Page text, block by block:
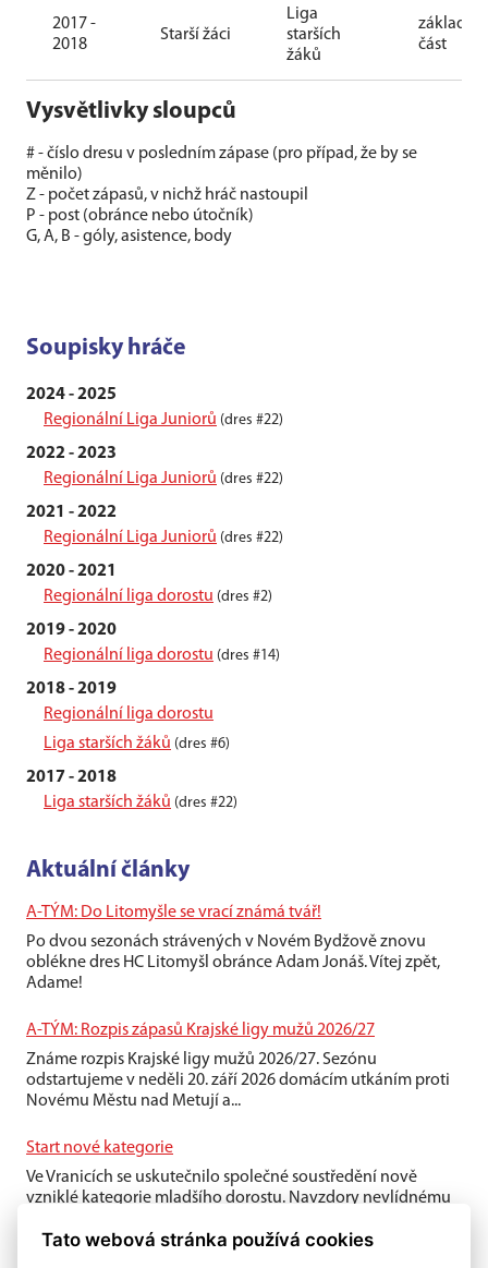
2017 -
2018
Starší žáci
Liga
starších
žáků
základní
část
Vysvětlivky sloupců
# - číslo dresu v posledním zápase (pro případ, že by se
měnilo)
Z - počet zápasů, v nichž hráč nastoupil
P - post (obránce nebo útočník)
G, A, B - góly, asistence, body
Soupisky hráče
2024 - 2025
Regionální Liga Juniorů (dres #22)
2022 - 2023
Regionální Liga Juniorů (dres #22)
2021 - 2022
Regionální Liga Juniorů (dres #22)
2020 - 2021
Regionální liga dorostu (dres #2)
2019 - 2020
Regionální liga dorostu (dres #14)
2018 - 2019
Regionální liga dorostu
Liga starších žáků (dres #6)
2017 - 2018
Liga starších žáků (dres #22)
Aktuální články
A-TÝM: Do Litomyšle se vrací známá tvář!
Po dvou sezonách strávených v Novém Bydžově znovu
oblékne dres HC Litomyšl obránce Adam Jonáš. Vítej zpět,
Adame!
A-TÝM: Rozpis zápasů Krajské ligy mužů 2026/27
Známe rozpis Krajské ligy mužů 2026/27. Sezónu
odstartujeme v neděli 20. září 2026 domácím utkáním proti
Novému Městu nad Metují a...
Start nové kategorie
Ve Vranicích se uskutečnilo společné soustředění nově
vzniklé kategorie mladšího dorostu. Navzdory nevlídnému
Tato webová stránka používá cookies